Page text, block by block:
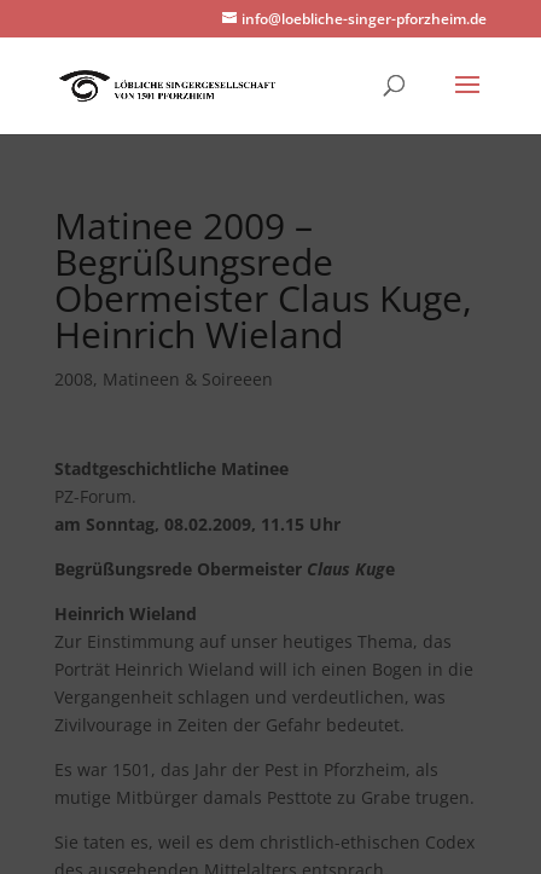
info@loebliche-singer-pforzheim.de
Matinee 2009 –
Begrüßungsrede
Obermeister Claus Kuge,
Heinrich Wieland
2008, Matineen & Soireeen
Stadtgeschichtliche Matinee
PZ-Forum.
am Sonntag, 08.02.2009, 11.15 Uhr
Begrüßungsrede Obermeister Claus Kuge
Heinrich Wieland
Zur Einstimmung auf unser heutiges Thema, das
Porträt Heinrich Wieland will ich einen Bogen in die
Vergangenheit schlagen und verdeutlichen, was
Zivilvourage in Zeiten der Gefahr bedeutet.
Es war 1501, das Jahr der Pest in Pforzheim, als
mutige Mitbürger damals Pesttote zu Grabe trugen.
Sie taten es, weil es dem christlich-ethischen Codex